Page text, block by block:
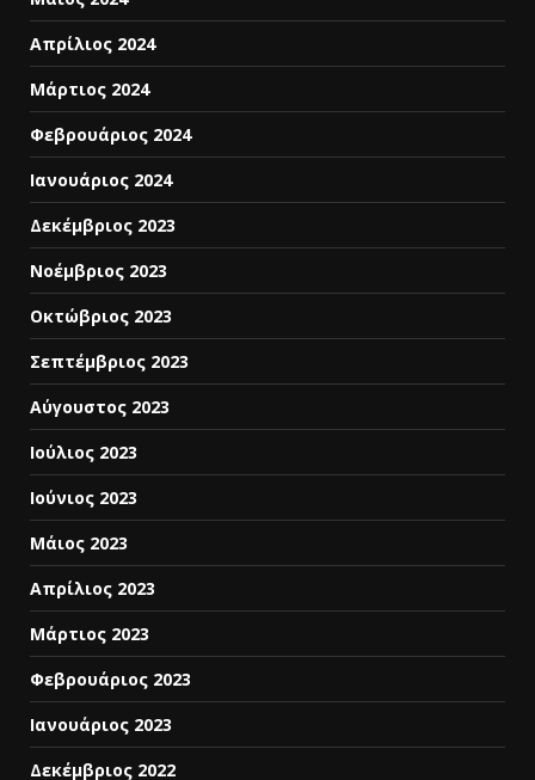
Απρίλιος 2024
Μάρτιος 2024
Φεβρουάριος 2024
Ιανουάριος 2024
Δεκέμβριος 2023
Νοέμβριος 2023
Οκτώβριος 2023
Σεπτέμβριος 2023
Αύγουστος 2023
Ιούλιος 2023
Ιούνιος 2023
Μάιος 2023
Απρίλιος 2023
Μάρτιος 2023
Φεβρουάριος 2023
Ιανουάριος 2023
Δεκέμβριος 2022